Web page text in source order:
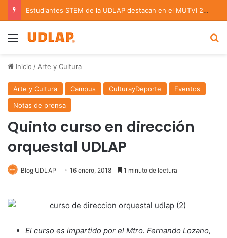
Estudiantes STEM de la UDLAP destacan en el MUTVI 2026
Menu
Inicio / Arte y Cultura
Arte y Cultura Campus CulturayDeporte
Eventos
Notas de prensa
Quinto curso en dirección
orquestal UDLAP
Blog UDLAP 16 enero, 2018 1 minuto de lectura
El curso es impartido por el Mtro. Fernando Lozano,